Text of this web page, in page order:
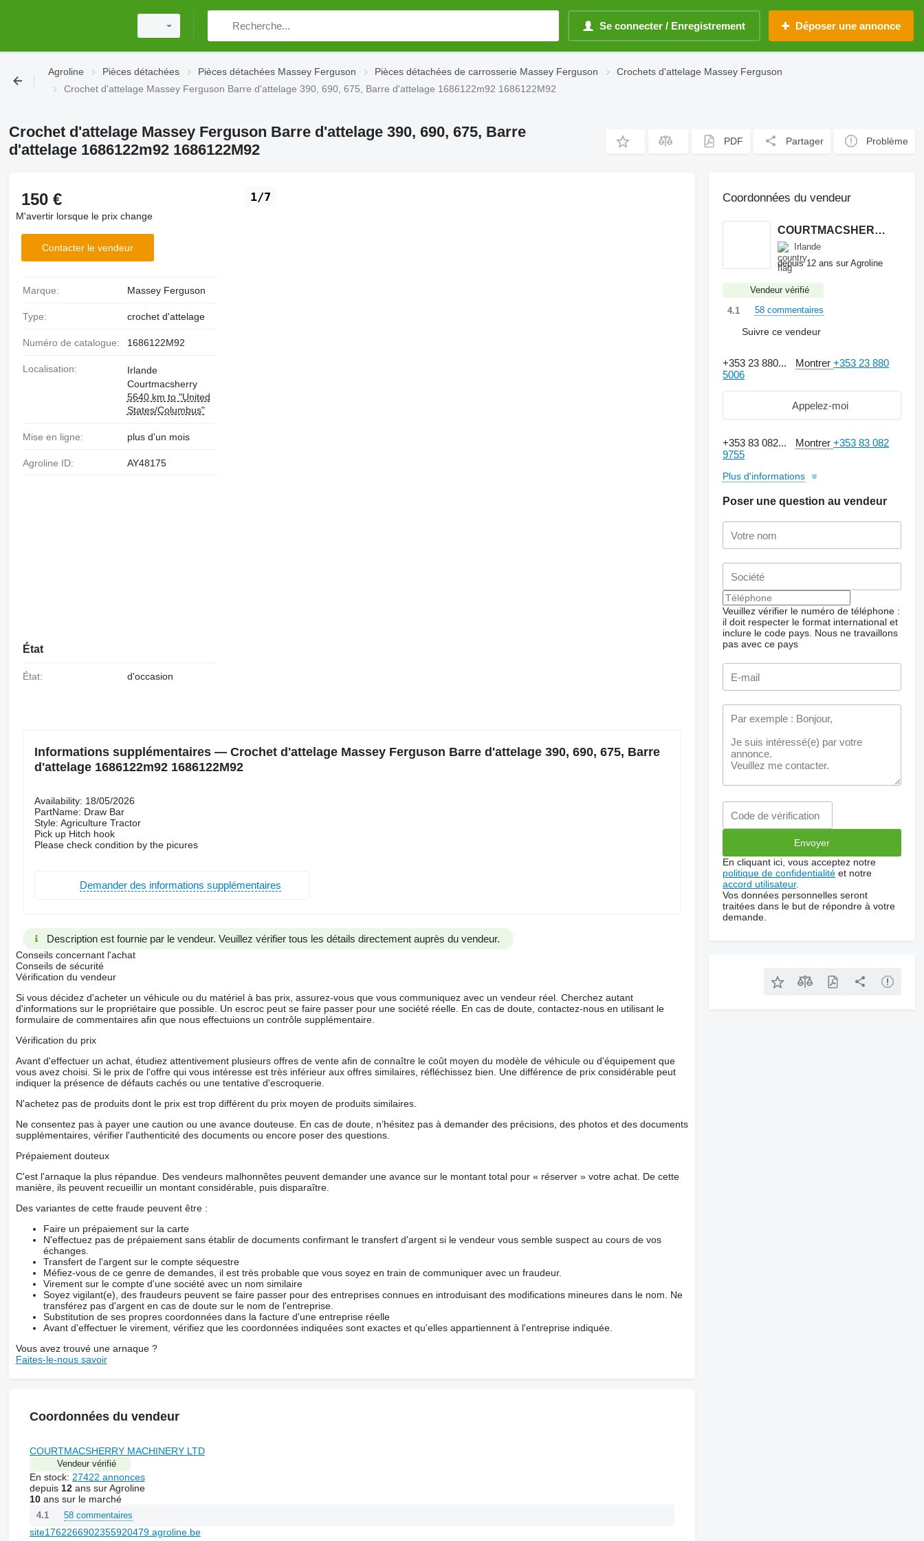
Se connecter / Enregistrement Déposer une annonce
Agroline Pièces détachées Pièces détachées Massey Ferguson Pièces détachées de carrosserie Massey Ferguson
Crochets d'attelage Massey Ferguson
Crochet d'attelage Massey Ferguson Barre d'attelage 390, 690, 675, Barre d'attelage 1686122m92 1686122M92
Crochet d'attelage Massey Ferguson Barre d'attelage 390, 690, 675, Barre
d'attelage 1686122m92 1686122M92
PDF Partager Problème
1/7
150 €
M'avertir lorsque le prix change
Contacter le vendeur
Marque: Massey Ferguson
Type: crochet d'attelage
Numéro de catalogue: 1686122M92
Localisation:
Irlande
Courtmacsherry
5640 km to "United
States/Columbus"
Mise en ligne: plus d'un mois
Agroline ID: AY48175
État
État: d'occasion
Informations supplémentaires — Crochet d'attelage Massey Ferguson Barre d'attelage 390, 690, 675, Barre
d'attelage 1686122m92 1686122M92
Availability: 18/05/2026
PartName: Draw Bar
Style: Agriculture Tractor
Pick up Hitch hook
Please check condition by the picures
Demander des informations supplémentaires
Description est fournie par le vendeur. Veuillez vérifier tous les détails directement auprès du vendeur.
Conseils concernant l'achat
Conseils de sécurité
Vérification du vendeur
Si vous décidez d'acheter un véhicule ou du matériel à bas prix, assurez-vous que vous communiquez avec un vendeur réel. Cherchez autant
d'informations sur le propriétaire que possible. Un escroc peut se faire passer pour une société réelle. En cas de doute, contactez-nous en utilisant le
formulaire de commentaires afin que nous effectuions un contrôle supplémentaire.
Vérification du prix
Avant d'effectuer un achat, étudiez attentivement plusieurs offres de vente afin de connaître le coût moyen du modèle de véhicule ou d'équipement que
vous avez choisi. Si le prix de l'offre qui vous intéresse est très inférieur aux offres similaires, réfléchissez bien. Une différence de prix considérable peut
indiquer la présence de défauts cachés ou une tentative d'escroquerie.
N'achetez pas de produits dont le prix est trop différent du prix moyen de produits similaires.
Ne consentez pas à payer une caution ou une avance douteuse. En cas de doute, n’hésitez pas à demander des précisions, des photos et des documents
supplémentaires, vérifier l'authenticité des documents ou encore poser des questions.
Prépaiement douteux
C'est l'arnaque la plus répandue. Des vendeurs malhonnêtes peuvent demander une avance sur le montant total pour « réserver » votre achat. De cette
manière, ils peuvent recueillir un montant considérable, puis disparaître.
Des variantes de cette fraude peuvent être :
Faire un prépaiement sur la carte
N'effectuez pas de prépaiement sans établir de documents confirmant le transfert d'argent si le vendeur vous semble suspect au cours de vos
échanges.
Transfert de l'argent sur le compte séquestre
Méfiez-vous de ce genre de demandes, il est très probable que vous soyez en train de communiquer avec un fraudeur.
Virement sur le compte d'une société avec un nom similaire
Soyez vigilant(e), des fraudeurs peuvent se faire passer pour des entreprises connues en introduisant des modifications mineures dans le nom. Ne
transférez pas d'argent en cas de doute sur le nom de l'entreprise.
Substitution de ses propres coordonnées dans la facture d'une entreprise réelle
Avant d'effectuer le virement, vérifiez que les coordonnées indiquées sont exactes et qu'elles appartiennent à l'entreprise indiquée.
Vous avez trouvé une arnaque ?
Faites-le-nous savoir
Coordonnées du vendeur
COURTMACSHERRY MACHINERY LTD
Vendeur vérifié
En stock: 27422 annonces
depuis 12ans sur Agroline
10ans sur le marché
4.1 58 commentaires
site1762266902355920479.agroline.be
Coordonnées du vendeur
COURTMACSHERRY MACHINERY LTD
Irlande
depuis 12 ans sur Agroline
Vendeur vérifié
4.1
58 commentaires
Suivre ce vendeur
+353 23 880... Montrer+353 23 880
5006
Appelez-moi
+353 83 082... Montrer+353 83 082
9755
Plus d'informations
Poser une question au vendeur
Veuillez vérifier le numéro de téléphone :
il doit respecter le format international et
inclure le code pays. Nous ne travaillons
pas avec ce pays
En cliquant ici, vous acceptez notre
politique de confidentialité et notre
accord utilisateur.
Vos données personnelles seront
traitées dans le but de répondre à votre
demande.